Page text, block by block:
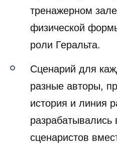
тренажерном
физической
роли Геральта.
Сценарий для
разные авторы,
история и линия
разрабатывались
сценаристов